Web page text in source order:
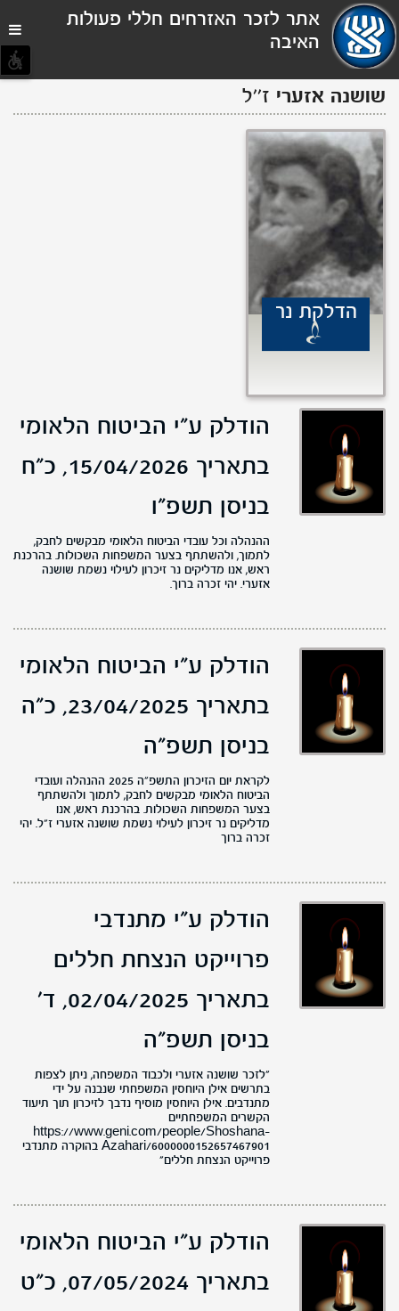
תפריט
נגישות
אתר לזכר האזרחים חללי פעולות
האיבה
שושנה אזערי ז''ל
הדלקת נר
הודלק ע"י הביטוח הלאומי
בתאריך 15/04/2026,
כ"ח
בניסן תשפ"ו
ההנהלה וכל עובדי הביטוח הלאומי מבקשים לחבק,
לתמוך, ולהשתתף בצער המשפחות השכולות. בהרכנת
ראש, אנו מדליקים נר זיכרון לעילוי נשמת שושנה
אזערי. יהי זכרה ברוך.
הודלק ע"י הביטוח הלאומי
בתאריך 23/04/2025,
כ"ה
בניסן תשפ"ה
לקראת יום הזיכרון התשפ״ה 2025 ההנהלה ועובדי
הביטוח הלאומי מבקשים לחבק, לתמוך ולהשתתף
בצער המשפחות השכולות. בהרכנת ראש, אנו
מדליקים נר זיכרון לעילוי נשמת שושנה אזערי ז״ל. יהי
זכרה ברוך
הודלק ע"י מתנדבי
פרוייקט הנצחת חללים
בתאריך 02/04/2025,
ד'
בניסן תשפ"ה
"לזכר שושנה אזערי ולכבוד המשפחה, ניתן לצפות
בתרשים אילן היוחסין המשפחתי שנבנה על ידי
מתנדבים. אילן היוחסין מוסיף נדבך לזיכרון תוך תיעוד
הקשרים המשפחתיים
https://www.geni.com/people/Shoshana-
Azahari/6000000152657467901 בהוקרה מתנדבי
פרוייקט הנצחת חללים"
הודלק ע"י הביטוח הלאומי
בתאריך 07/05/2024,
כ"ט